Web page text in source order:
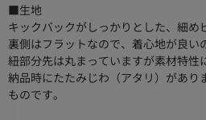
■生地
キックバックがしっかりとした、細め
裏側はフラットなので、着心地が良い
紐部分先は丸まっていますが素材特性
納品時にたたみじわ（アタリ）があり
ものです。